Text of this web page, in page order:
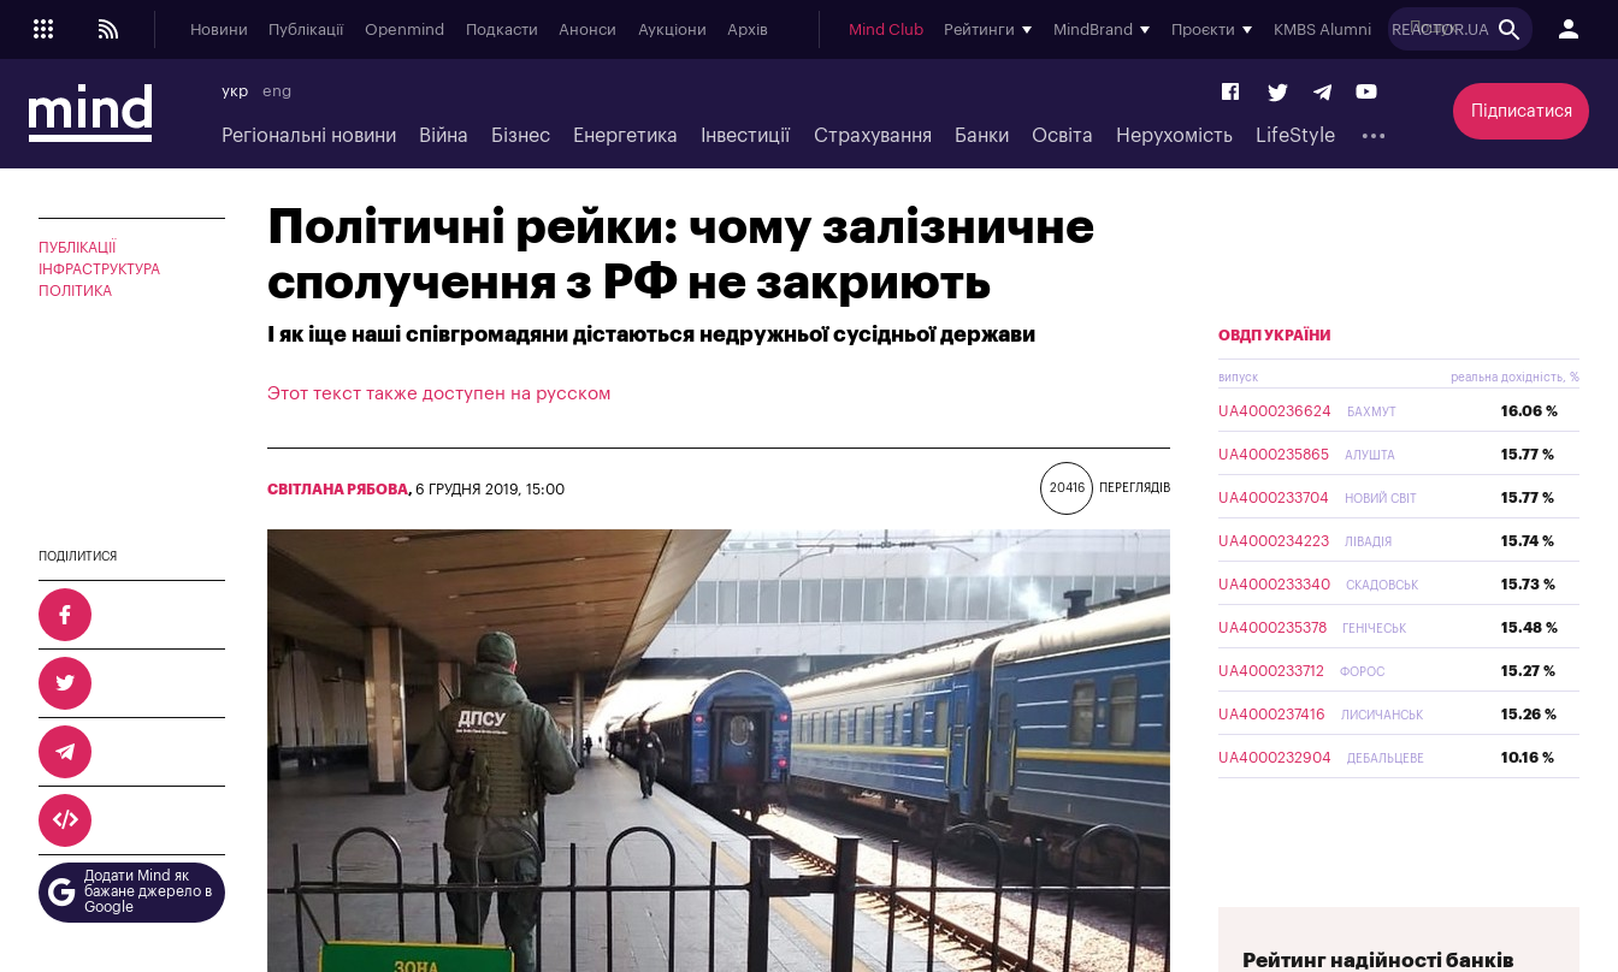
Новини Публікації Openmind Подкасти Анонси Аукціони Архів Mind Club Рейтинги MindBrand Проєкти KMBS Alumni REACTOR.UA
укр eng
Регіональні новини Війна Бізнес Енергетика Інвестиції Страхування Банки Освіта Нерухомість LifeStyle
Підписатися
ПУБЛІКАЦІЇ
ІНФРАСТРУКТУРА
ПОЛІТИКА
Політичні рейки: чому залізничне
сполучення з РФ не закриють
І як іще наші співгромадяни дістаються недружньої сусідньої держави
Этот текст также доступен на русском
20416 ПЕРЕГЛЯДІВ
СВІТЛАНА РЯБОВА, 6 ГРУДНЯ 2019, 15:00
ПОДІЛИТИСЯ
Додати Mind як
бажане джерело в
Google
ОВДП УКРАЇНИ
випуск реальна дохідність, %
UA4000236624 БАХМУТ 16.06 %
UA4000235865 АЛУШТА 15.77 %
UA4000233704 НОВИЙ СВІТ 15.77 %
UA4000234223 ЛІВАДІЯ 15.74 %
UA4000233340 СКАДОВСЬК 15.73 %
UA4000235378 ГЕНІЧЕСЬК 15.48 %
UA4000233712 ФОРОС 15.27 %
UA4000237416 ЛИСИЧАНСЬК 15.26 %
UA4000232904 ДЕБАЛЬЦЕВЕ 10.16 %
Рейтинг надійності банків